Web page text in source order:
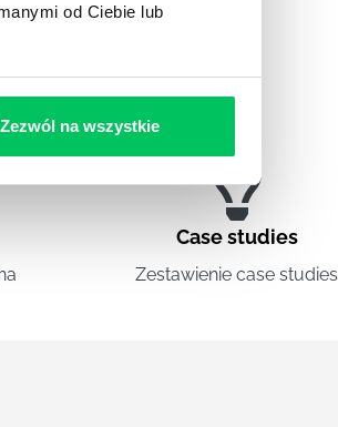
od Ciebie lub
Zezwól na wszystkie
Case studies
Zestawienie case studies